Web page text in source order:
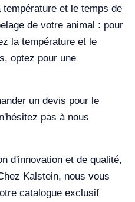
et le temps de
de votre animal : pour
la température et le
optez pour une
un devis pour le
pas à nous
d'innovation et de qualité,
Kalstein, nous vous
catalogue exclusif